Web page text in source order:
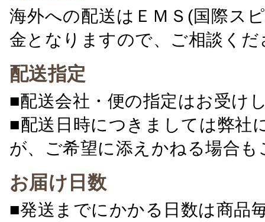
海外への配送はＥＭＳ(国際ス
金となりますので、ご相談くだ
配送指定
■配送会社・便の指定はお受け
■配送日時につきましては弊社
が、ご希望に添えかねる場合
お届け日数
■発送までにかかる日数は商品